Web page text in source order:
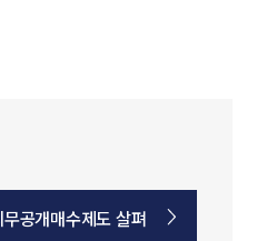
공개매수제도 살펴